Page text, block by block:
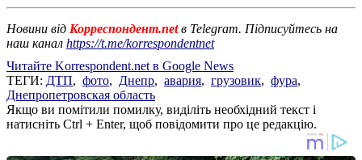
Новини від Корреспондент.netв Telegram. Підписуйтесь на
наш канал https://t.me/korrespondentnet
Читайте Korrespondent.net в Google News
ТЕГИ: ДТП, фото, Днепр, авария, грузовик, фура,
Днепропетровская область
Якщо ви помітили помилку, виділіть необхідний текст і
натисніть Ctrl + Enter, щоб повідомити про це редакцію.